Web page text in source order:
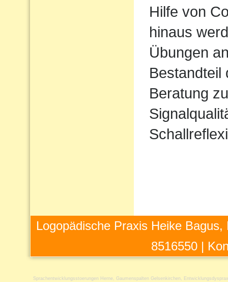
Hilfe von
hinaus
Übungen
Bestandteil
Beratung
Logopädische Praxis Heike
8516550 |
Sprachentwicklungsstoerungen Herne Gaumenspalten Gelsenkirchen